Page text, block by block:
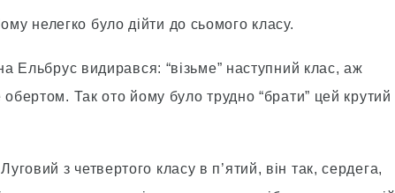
нелегко було дійти до сьомого класу.
Ельбрус видирався: “візьме” наступний клас, аж
Так ото йому було трудно “брати” цей крутий
з четвертого класу в п’ятий, він так, сердега,